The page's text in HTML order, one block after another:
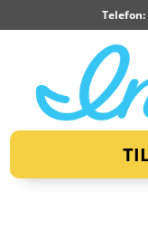
Telefon: